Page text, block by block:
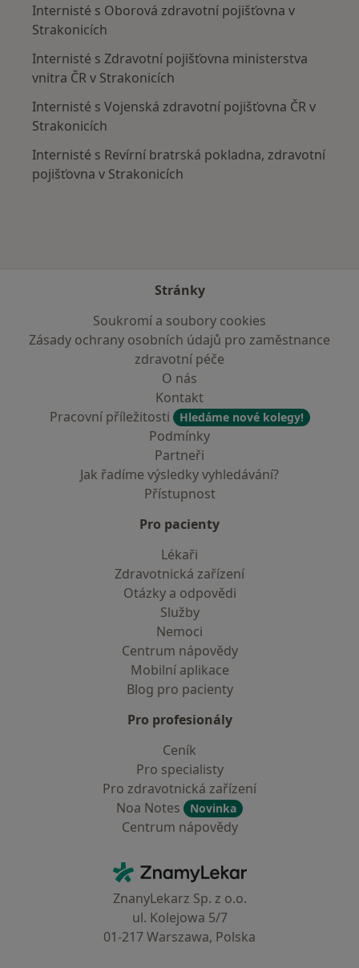
Internisté s Oborová zdravotní pojišťovna v
Strakonicích
Internisté s Zdravotní pojišťovna ministerstva
vnitra ČR v Strakonicích
Internisté s Vojenská zdravotní pojišťovna ČR v
Strakonicích
Internisté s Revírní bratrská pokladna, zdravotní
pojišťovna v Strakonicích
Stránky
Soukromí a soubory cookies
Zásady ochrany osobních údajů pro zaměstnance
zdravotní péče
O nás
Kontakt
Pracovní příležitosti
Hledáme nové kolegy!
Podmínky
Partneři
Jak řadíme výsledky vyhledávání?
Přístupnost
Pro pacienty
Lékaři
Zdravotnická zařízení
Otázky a odpovědi
Služby
Nemoci
Centrum nápovědy
Mobilní aplikace
Blog pro pacienty
Pro profesionály
Ceník
Pro specialisty
Pro zdravotnická zařízení
Noa Notes
Novinka
Centrum nápovědy
ZnamyLekar - Hlavní stránka
ZnanyLekarz Sp. z o.o.
ul. Kolejowa 5/7
01-217 Warszawa, Polska